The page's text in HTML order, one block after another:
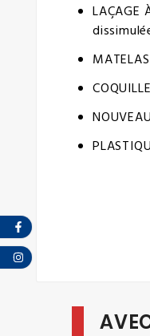
LAÇAGE